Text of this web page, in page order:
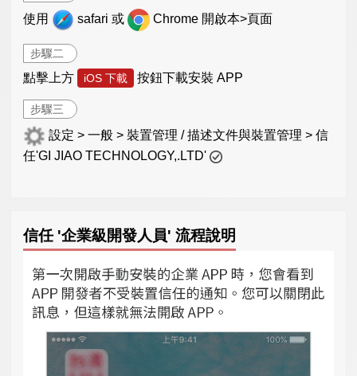
使用 safari 或 Chrome 開啟本>頁面
步驟二
點擊上方 iOS 下載 按鈕下載安裝 APP
步驟三
設定 > 一般 > 裝置管理 / 描述文件與裝置管理 > 信
任'GI JIAO TECHNOLOGY,.LTD'
信任 '企業級開發人員' 流程說明